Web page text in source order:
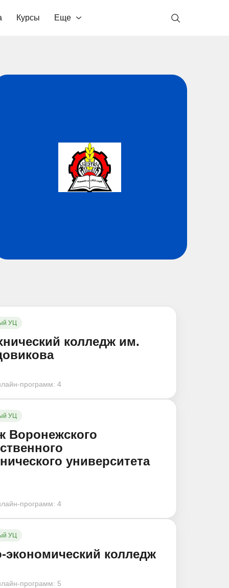
Курсы Еще
УЦ
колледж им.
программ: 4
УЦ
Воронежского
университета
программ: 4
УЦ
экономический колледж
программ: 5